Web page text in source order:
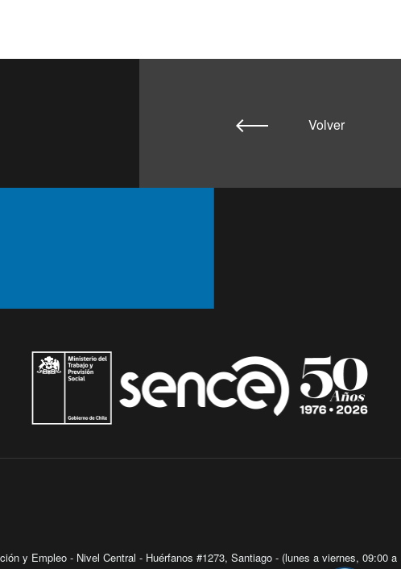
Volver
y Empleo - Nivel Central - Huérfanos #1273, Santiago - (lunes a viernes, 09:00 a